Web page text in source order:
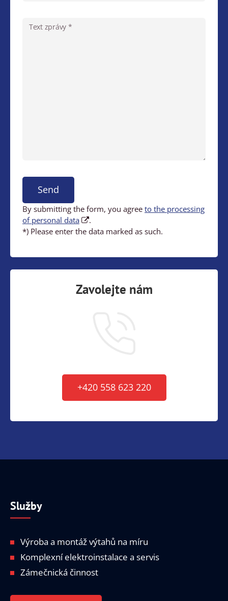
Text zprávy *
Send
By submitting the form, you agree to the processing
of personal data
.
*) Please enter the data marked as such.
Zavolejte nám
+420 558 623 220
Služby
Výroba a montáž výtahů na míru
Komplexní elektroinstalace a servis
Zámečnická činnost